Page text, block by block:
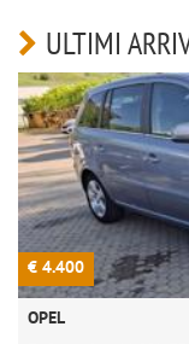
ULTIMI
€ 4.400
OPEL